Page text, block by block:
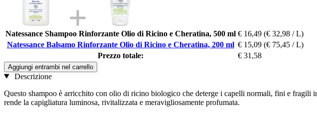
Natessance Shampoo Rinforzante Olio di Ricino e Cheratina, 500 ml € 16,49 (€ 32,98 / L)
Natessance Balsamo Rinforzante Olio di Ricino e Cheratina, 200 ml € 15,09 (€ 75,45 / L)
Prezzo totale:
€ 31,58
Aggiungi entrambi nel carrello
Descrizione
Questo shampoo è arricchito con olio di ricino biologico che deterge i capelli normali, fini e fragili
rende la capigliatura luminosa, rivitalizzata e meravigliosamente profumata.